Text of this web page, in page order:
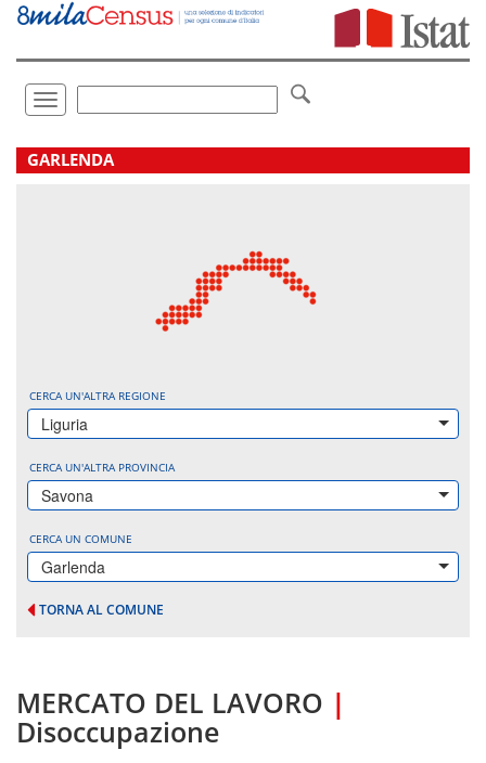
Vai
direttamente
Toggle
navigation
.
GARLENDA
CERCA UN'ALTRA REGIONE
Liguria
CERCA UN'ALTRA PROVINCIA
Savona
CERCA UN COMUNE
Garlenda
TORNA AL COMUNE
MERCATO DEL LAVORO |
Disoccupazione